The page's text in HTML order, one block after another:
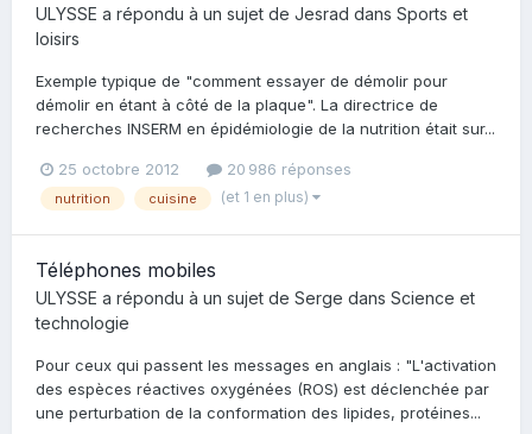
ULYSSE a répondu à un sujet de Jesrad dans Sports et
loisirs
Exemple typique de "comment essayer de démolir pour
démolir en étant à côté de la plaque". La directrice de
recherches INSERM en épidémiologie de la nutrition était sur...
25 octobre 2012 20 986 réponses
nutrition cuisine (et 1 en plus)
Téléphones mobiles
ULYSSE a répondu à un sujet de Serge dans Science et
technologie
Pour ceux qui passent les messages en anglais : "L'activation
des espèces réactives oxygénées (ROS) est déclenchée par
une perturbation de la conformation des lipides, protéines...